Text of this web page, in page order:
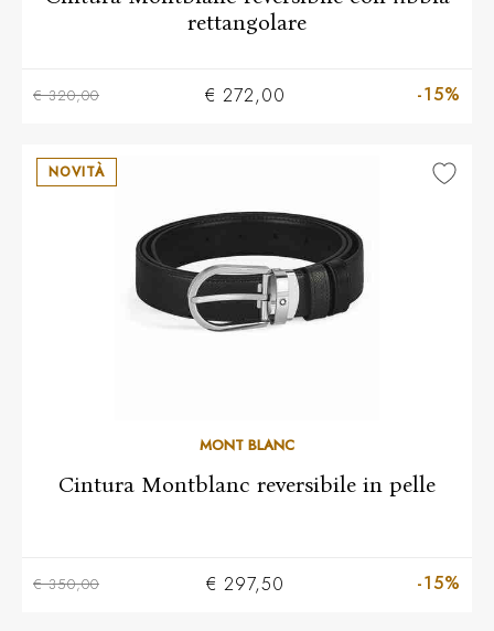
rettangolare
€ 320,00 € 272,00 -15%
NOVITÀ
MONT BLANC
Cintura Montblanc reversibile in pelle
€ 350,00 € 297,50 -15%